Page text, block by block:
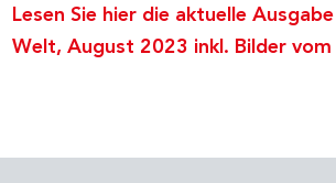
Lesen Sie hier die aktuelle
Welt, August 2023 inkl. Bilder